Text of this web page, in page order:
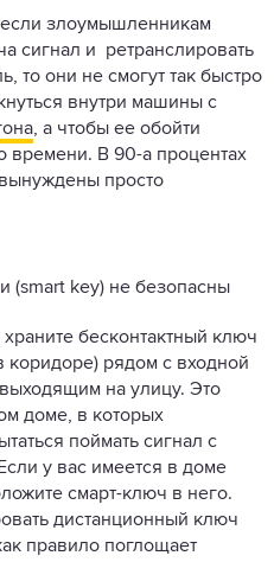
злоумышленникам
сигнал и ретранслировать
то они не смогут так быстро
внутри машины с
, а чтобы ее обойти
времени. В 90-а процентах
просто
бесконтактный ключ
коридоре) рядом с входной
на улицу. Это
доме, в которых
поймать сигнал с
у вас имеется в доме
смарт-ключ в него.
дистанционный ключ
правило поглощает